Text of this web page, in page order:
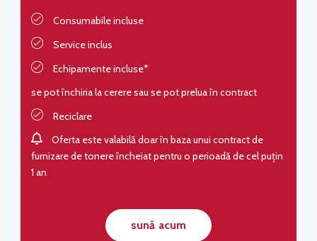
Consumabile incluse
Service inclus
Echipamente incluse*
se pot închiria la cerere sau se pot prelua în contract
Reciclare
Oferta este valabilă doar în baza unui contract de
furnizare de tonere încheiat pentru o perioadă de cel puțin
1 an
sună acum